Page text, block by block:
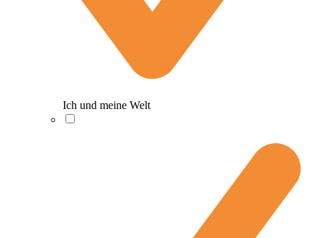
Ich und meine Welt